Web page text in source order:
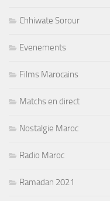
Chhiwate Sorour
Evenements
Films Marocains
Matchs en direct
Nostalgie Maroc
Radio Maroc
Ramadan 2021